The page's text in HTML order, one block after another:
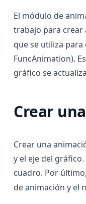
El módulo de
trabajo para crear
que se utiliza
FuncAnimation).
gráfico se
Crear
Crear una
y el eje del
cuadro. Por
de animación y el